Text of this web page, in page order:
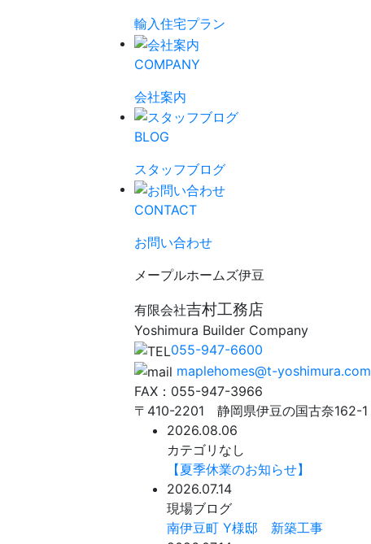
輸入住宅プラン
COMPANY
会社案内
BLOG
スタッフブログ
CONTACT
お問い合わせ
メープルホームズ伊豆
有限会社吉村工務店
Yoshimura Builder Company
055-947-6600
maplehomes@t-yoshimura.com
FAX：055-947-3966
〒410-2201 静岡県伊豆の国古奈162-1
2026.08.06
カテゴリなし
【夏季休業のお知らせ】
2026.07.14
現場ブログ
南伊豆町 Y様邸 新築工事